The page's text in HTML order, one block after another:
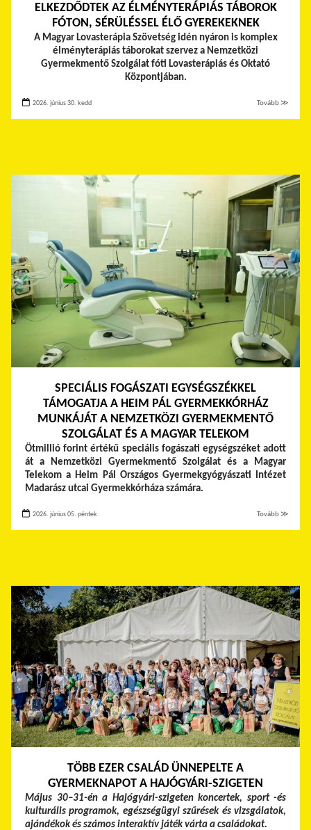
ELKEZDŐDTEK AZ ÉLMÉNYTERÁPIÁS TÁBOROK
FÓTON, SÉRÜLÉSSEL ÉLŐ GYEREKEKNEK
A Magyar Lovasterápia Szövetség idén nyáron is komplex
élményterápiás táborokat szervez a Nemzetközi
Gyermekmentő Szolgálat fóti Lovasterápiás és Oktató
Központjában.
2026. június 30. kedd Tovább ≫
SPECIÁLIS FOGÁSZATI EGYSÉGSZÉKKEL
TÁMOGATJA A HEIM PÁL GYERMEKKÓRHÁZ
MUNKÁJÁT A NEMZETKÖZI GYERMEKMENTŐ
SZOLGÁLAT ÉS A MAGYAR TELEKOM
Ötmillió forint értékű speciális fogászati egységszéket adott
át a Nemzetközi Gyermekmentő Szolgálat és a Magyar
Telekom a Heim Pál Országos Gyermekgyógyászati Intézet
Madarász utcai Gyermekkórháza számára.
2026. június 05. péntek Tovább ≫
TÖBB EZER CSALÁD ÜNNEPELTE A
GYERMEKNAPOT A HAJÓGYÁRI-SZIGETEN
Május 30–31-én a Hajógyári-szigeten koncertek, sport -és
kulturális programok, egészségügyi szűrések és vizsgálatok,
ajándékok és számos interaktív játék várta a családokat.